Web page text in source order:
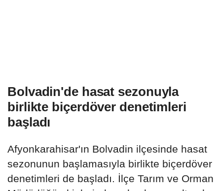
Bolvadin'de hasat sezonuyla
birlikte biçerdöver denetimleri
başladı
Afyonkarahisar'ın Bolvadin ilçesinde hasat
sezonunun başlamasıyla birlikte biçerdöver
denetimleri de başladı. İlçe Tarım ve Orman